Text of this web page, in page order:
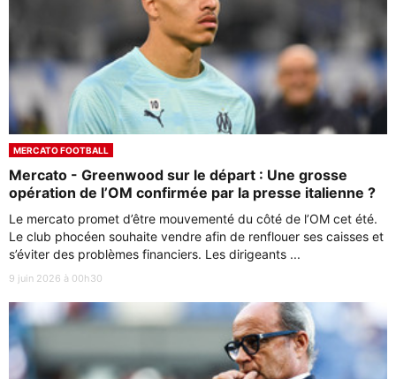
MERCATO FOOTBALL
Mercato - Greenwood sur le départ : Une grosse
opération de l’OM confirmée par la presse italienne ?
Le mercato promet d’être mouvementé du côté de l’OM cet été.
Le club phocéen souhaite vendre afin de renflouer ses caisses et
s’éviter des problèmes financiers. Les dirigeants ...
9 juin 2026 à 00h30